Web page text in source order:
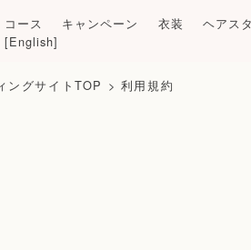
コース キャンペーン 衣装 ヘアス
[English]
ングサイトTOP > 利用規約